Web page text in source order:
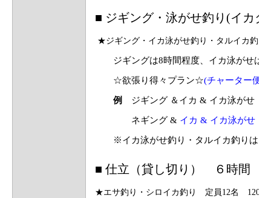
■ ジギング・泳がせ釣り(イカ
★ジギング・イカ泳がせ釣り・タルイカ釣
ジギングは8時間程度、イカ泳がせは6
☆欲張り得々プラン☆(チャーター便5
例 ジギング ＆イカ & イカ泳がせ
ネギング & イカ & イカ泳がせ
※イカ泳がせ釣り・タルイカ釣りは９
■ 仕立（貸し切り） ６時間
★エサ釣り・シロイカ釣り 定員12名